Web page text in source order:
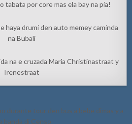
tabata por core mas ela bay na pia!
haya drumi den auto memey caminda
na Bubali
na e cruzada Maria Christinastraat y
Irenestraat
durante tour den bus a bebe dimas y a
banda di Censo